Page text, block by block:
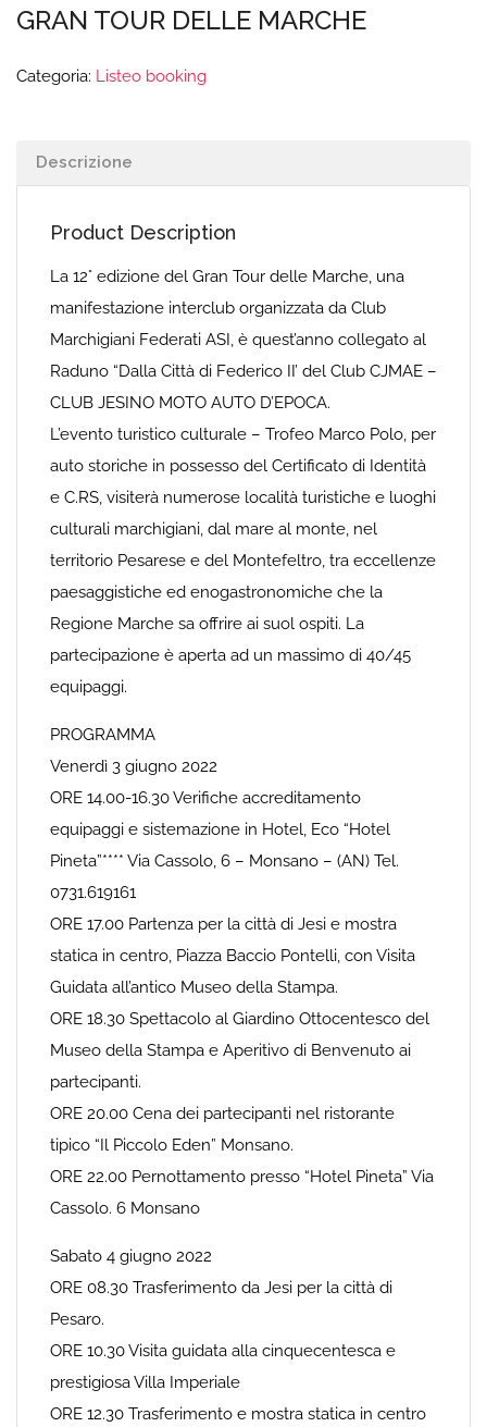
GRAN TOUR DELLE MARCHE
Categoria: Listeo booking
Descrizione
Product Description
La 12° edizione del Gran Tour delle Marche, una
manifestazione interclub organizzata da Club
Marchigiani Federati ASI, è quest’anno collegato al
Raduno “Dalla Città di Federico II’ del Club CJMAE –
CLUB JESINO MOTO AUTO D’EPOCA.
L’evento turistico culturale – Trofeo Marco Polo, per
auto storiche in possesso del Certificato di Identità
e C.RS, visiterà numerose località turistiche e luoghi
culturali marchigiani, dal mare al monte, nel
territorio Pesarese e del Montefeltro, tra eccellenze
paesaggistiche ed enogastronomiche che la
Regione Marche sa offrire ai suol ospiti. La
partecipazione è aperta ad un massimo di 40/45
equipaggi.
PROGRAMMA
Venerdì 3 giugno 2022
ORE 14.00-16.30 Verifiche accreditamento
equipaggi e sistemazione in Hotel, Eco “Hotel
Pineta”**** Via Cassolo, 6 – Monsano – (AN) Tel.
0731.619161
ORE 17.00 Partenza per la città di Jesi e mostra
statica in centro, Piazza Baccio Pontelli, con Visita
Guidata all’antico Museo della Stampa.
ORE 18.30 Spettacolo al Giardino Ottocentesco del
Museo della Stampa e Aperitivo di Benvenuto ai
partecipanti.
ORE 20.00 Cena dei partecipanti nel ristorante
tipico “Il Piccolo Eden” Monsano.
ORE 22.00 Pernottamento presso “Hotel Pineta” Via
Cassolo. 6 Monsano
Sabato 4 giugno 2022
ORE 08.30 Trasferimento da Jesi per la città di
Pesaro.
ORE 10.30 Visita guidata alla cinquecentesca e
prestigiosa Villa Imperiale
ORE 12.30 Trasferimento e mostra statica in centro